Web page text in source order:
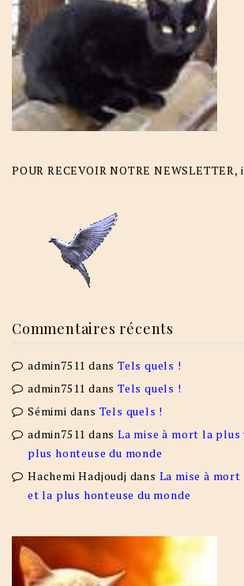
POUR RECEVOIR NOTRE
Commentaires récents
admin7511 dansTels quels !
admin7511 dansTels quels !
Sémimi dans Tels quels !
admin7511 dansLa mise à mort la
plus honteuse du monde
Hachemi Hadjoudj dans La mise à
et la plus honteuse du monde